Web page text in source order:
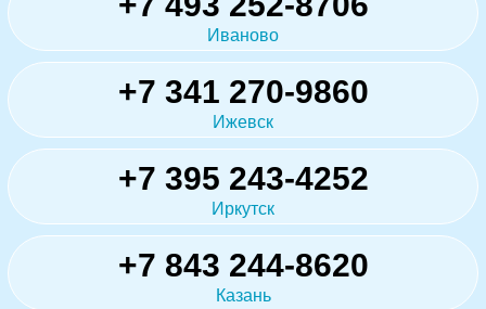
Иваново
+7 341 270-9860
Ижевск
+7 395 243-4252
Иркутск
+7 843 244-8620
Казань